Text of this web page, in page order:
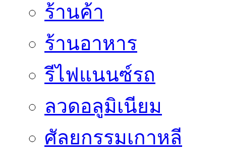
ร้านค้า
ร้านอาหาร
รีไฟแนนซ์รถ
ลวดอลูมิเนียม
ศัลยกรรมเกาหลี